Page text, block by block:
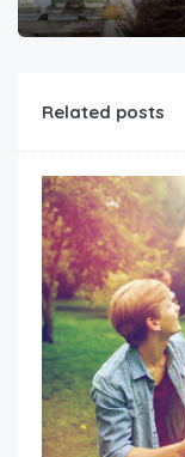
Related posts